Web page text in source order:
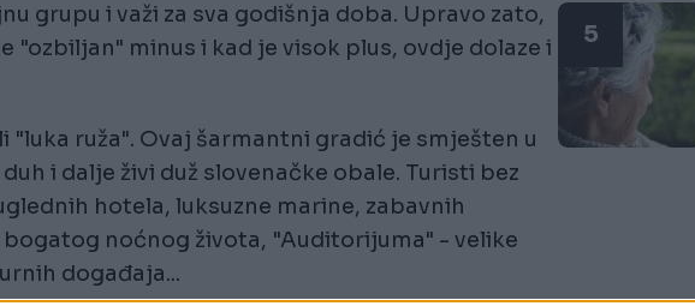
grupu i važi za sva godišnja doba. Upravo zato,
minus i kad je visok plus, ovdje dolaze i
ruža". Ovaj šarmantni gradić je smješten u
i dalje živi duž slovenačke obale. Turisti bez
hotela, luksuzne marine, zabavnih
noćnog života, "Auditorijuma" - velike
događaja...
5